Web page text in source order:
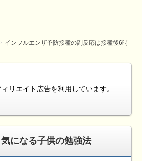
インフルエンザ予防接種の副反応は接種後6時
リエイト広告を利用しています。
気になる子供の勉強法